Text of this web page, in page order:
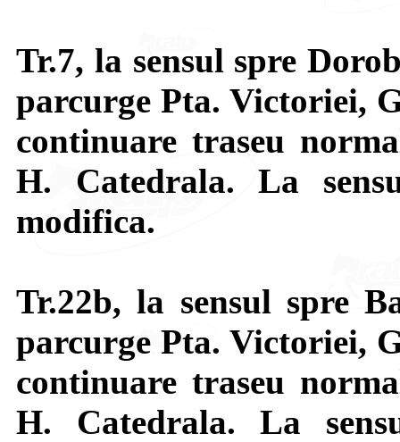
Tr.7, la sensul spre
parcurge Pta. Victoriei,
continuare traseu
H. Catedrala. La
modifica.
Tr.22b, la sensul spre
parcurge Pta. Victoriei,
continuare traseu
H. Catedrala. La